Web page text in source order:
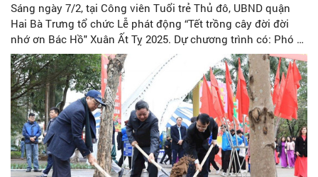
Sáng ngày 7/2, tại Công viên Tuổi trẻ Thủ đô, UBND quận
Hai Bà Trưng tổ chức Lễ phát động “Tết trồng cây đời đời
nhớ ơn Bác Hồ" Xuân Ất Tỵ 2025. Dự chương trình có: Phó Bí
thư Thường trực Thành ủy Hà Nội Nguyễn Văn Phong.